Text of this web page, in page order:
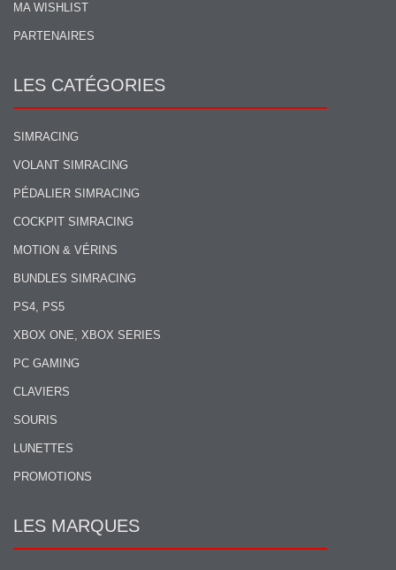
MA WISHLIST
PARTENAIRES
LES CATÉGORIES
SIMRACING
VOLANT SIMRACING
PÉDALIER SIMRACING
COCKPIT SIMRACING
MOTION & VÉRINS
BUNDLES SIMRACING
PS4, PS5
XBOX ONE, XBOX SERIES
PC GAMING
CLAVIERS
SOURIS
LUNETTES
PROMOTIONS
LES MARQUES